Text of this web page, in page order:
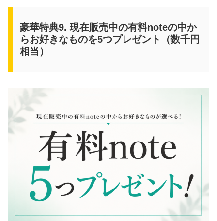
豪華特典9. 現在販売中の有料noteの中か
らお好きなものを5つプレゼント（数千円
相当）